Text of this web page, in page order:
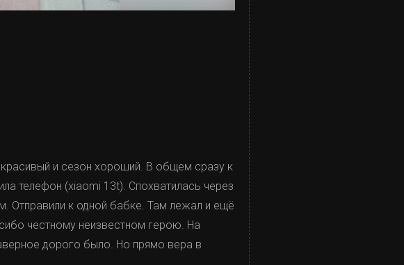
и сезон хороший. В общем сразу к
телефон (xiaomi 13t). Спохватилась через
Отправили к одной бабке. Там лежал и ещё
честному неизвестном герою. На
дорого было. Но прямо вера в